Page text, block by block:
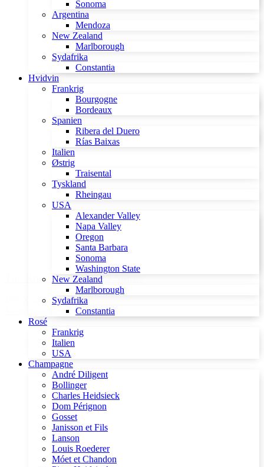
Sonoma
Argentina
Mendoza
New Zealand
Marlborough
Sydafrika
Constantia
Hvidvin
Frankrig
Bourgogne
Bordeaux
Spanien
Ribera del Duero
Rías Baixas
Italien
Østrig
Traisental
Tyskland
Rheingau
USA
Alexander Valley
Napa Valley
Oregon
Santa Barbara
Sonoma
Washington State
New Zealand
Marlborough
Sydafrika
Constantia
Rosé
Frankrig
Italien
USA
Champagne
André Diligent
Bollinger
Charles Heidsieck
Dom Pérignon
Gosset
Janisson et Fils
Lanson
Louis Roederer
Móet et Chandon
The Rum Box fra 1423 Spirits
499,00 kr.
Vælg muligheder